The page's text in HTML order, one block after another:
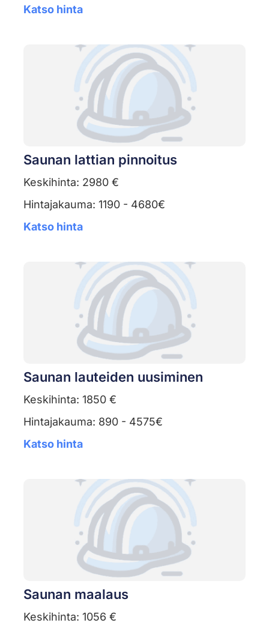
Katso hinta
Saunan lattian pinnoitus
Keskihinta: 2980 €
Hintajakauma: 1190 - 4680€
Katso hinta
Saunan lauteiden uusiminen
Keskihinta: 1850 €
Hintajakauma: 890 - 4575€
Katso hinta
Saunan maalaus
Keskihinta: 1056 €